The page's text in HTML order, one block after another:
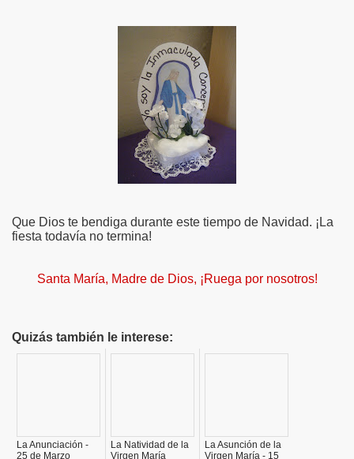
Que Dios te bendiga durante este tiempo de Navidad. ¡La
fiesta todavía no termina!
Santa María, Madre de Dios, ¡Ruega por nosotros!
Quizás también le interese:
La Anunciación -
25 de Marzo
La Natividad de la
Virgen María
La Asunción de la
Virgen María - 15